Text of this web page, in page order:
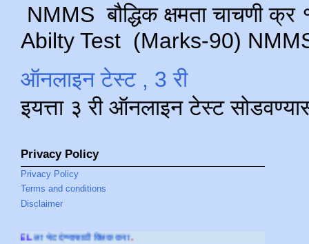
NMMS बौद्धिक क्षमता चाचणी
Abilty Test (Marks-90) NMMS
ऑनलाइन टेस्ट , 3 री
इयत्ता ३ री ऑनलाइन टेस्ट
Privacy Policy
Privacy Policy
Terms and conditions
Disclaimer
करा.